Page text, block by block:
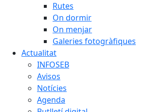
Rutes
On dormir
On menjar
Galeries fotogràfiques
Actualitat
INFOSEB
Avisos
Notícies
Agenda